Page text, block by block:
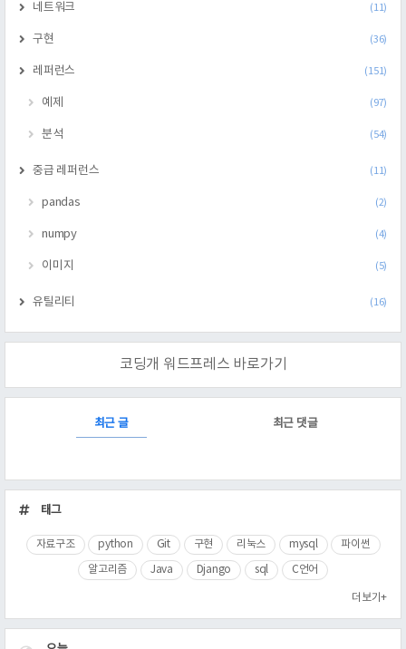
네트워크 (11)
구현 (36)
레퍼런스 (151)
예제 (97)
분석 (54)
중급 레퍼런스 (11)
pandas (2)
numpy (4)
이미지 (5)
유틸리티 (16)
코딩개 워드프레스 바로가기
최근 글 최근 댓글
근
글
태그
자료구조 python Git 구현 리눅스 mysql 파이썬
알고리즘 Java Django sql C언어
더보기+